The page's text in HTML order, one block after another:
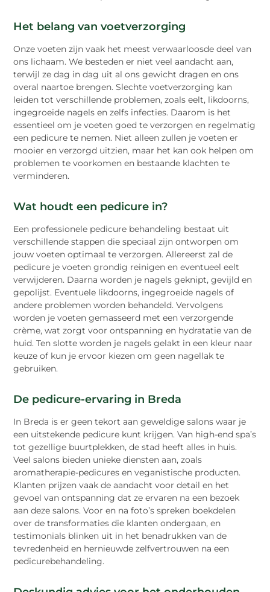
Het belang van voetverzorging
Onze voeten zijn vaak het meest verwaarloosde deel van
ons lichaam. We besteden er niet veel aandacht aan,
terwijl ze dag in dag uit al ons gewicht dragen en ons
overal naartoe brengen. Slechte voetverzorging kan
leiden tot verschillende problemen, zoals eelt, likdoorns,
ingegroeide nagels en zelfs infecties. Daarom is het
essentieel om je voeten goed te verzorgen en regelmatig
een pedicure te nemen. Niet alleen zullen je voeten er
mooier en verzorgd uitzien, maar het kan ook helpen om
problemen te voorkomen en bestaande klachten te
verminderen.
Wat houdt een pedicure in?
Een professionele pedicure behandeling bestaat uit
verschillende stappen die speciaal zijn ontworpen om
jouw voeten optimaal te verzorgen. Allereerst zal de
pedicure je voeten grondig reinigen en eventueel eelt
verwijderen. Daarna worden je nagels geknipt, gevijld en
gepolijst. Eventuele likdoorns, ingegroeide nagels of
andere problemen worden behandeld. Vervolgens
worden je voeten gemasseerd met een verzorgende
crème, wat zorgt voor ontspanning en hydratatie van de
huid. Ten slotte worden je nagels gelakt in een kleur naar
keuze of kun je ervoor kiezen om geen nagellak te
gebruiken.
De pedicure-ervaring in Breda
In Breda is er geen tekort aan geweldige salons waar je
een uitstekende pedicure kunt krijgen. Van high-end spa’s
tot gezellige buurtplekken, de stad heeft alles in huis.
Veel salons bieden unieke diensten aan, zoals
aromatherapie-pedicures en veganistische producten.
Klanten prijzen vaak de aandacht voor detail en het
gevoel van ontspanning dat ze ervaren na een bezoek
aan deze salons. Voor en na foto’s spreken boekdelen
over de transformaties die klanten ondergaan, en
testimonials blinken uit in het benadrukken van de
tevredenheid en hernieuwde zelfvertrouwen na een
pedicurebehandeling.